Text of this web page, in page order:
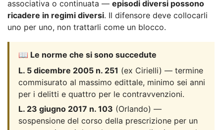
associativa o continuata — episodi diversi possono
ricadere in regimi diversi. Il difensore deve collocarli
uno per uno, non trattarli come un blocco.
📖 Le norme che si sono succedute
L. 5 dicembre 2005 n. 251 (ex Cirielli) — termine
commisurato al massimo edittale, minimo sei anni
per i delitti e quattro per le contravvenzioni.
L. 23 giugno 2017 n. 103 (Orlando) —
sospensione del corso della prescrizione per un